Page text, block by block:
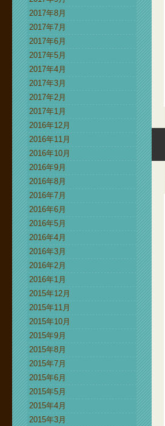
2017年8月
2017年7月
2017年6月
2017年5月
2017年4月
2017年3月
2017年2月
2017年1月
2016年12月
2016年11月
2016年10月
2016年9月
2016年8月
2016年7月
2016年6月
2016年5月
2016年4月
2016年3月
2016年2月
2016年1月
2015年12月
2015年11月
2015年10月
2015年9月
2015年8月
2015年7月
2015年6月
2015年5月
2015年4月
2015年3月